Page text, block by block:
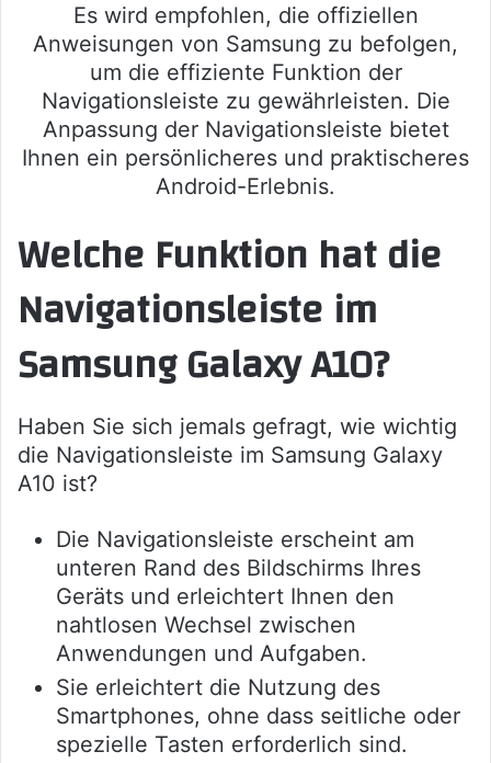
Es wird empfohlen, die offiziellen
Anweisungen von Samsung zu befolgen,
um die effiziente Funktion der
Navigationsleiste zu gewährleisten. Die
Anpassung der Navigationsleiste bietet
Ihnen ein persönlicheres und praktischeres
Android-Erlebnis.
Welche Funktion hat die
Navigationsleiste im
Samsung Galaxy A10?
Haben Sie sich jemals gefragt, wie wichtig
die Navigationsleiste im Samsung Galaxy
A10 ist?
Die Navigationsleiste erscheint am
unteren Rand des Bildschirms Ihres
Geräts und erleichtert Ihnen den
nahtlosen Wechsel zwischen
Anwendungen und Aufgaben.
Sie erleichtert die Nutzung des
Smartphones, ohne dass seitliche oder
spezielle Tasten erforderlich sind.